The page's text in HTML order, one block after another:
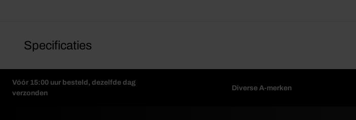
Specificaties
Vóór 15:00 uur besteld, dezelfde dag
verzonden
Diverse A-merken